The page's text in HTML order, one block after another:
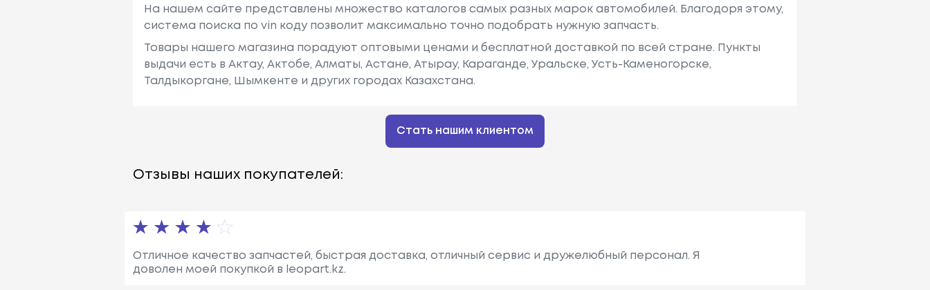
С. / 81 КВт.
Renault 5 (122_)
Объем: 1289
Ость: 45 Л.с.
1979 - ...
См3, Мощн
Renault 25 (b29_)
8 См3, Мощ
Ность: 86 Л.
На нашем сайте представлены множество каталогов самых разных марок автомобилей. Благодоря этому,
система поиска по vin коду позволит максимально точно подобрать нужную запчасть.
Товары нашего магазина порадуют оптовыми ценами и бесплатной доставкой по всей стране. Пункты
выдачи есть в Актау, Актобе, Алматы, Астане, Атырау, Караганде, Уральске, Усть-Каменогорске,
Талдыкоргане, Шымкенте и других городах Казахстана.
Стать нашим клиентом
Отзывы наших покупателей:
Отличное качество запчастей, быстрая доставка, отличный сервис и дружелюбный персонал. Я
доволен моей покупкой в leopart.kz.